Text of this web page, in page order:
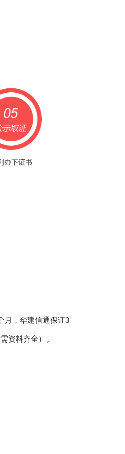
月，华建信通保证3
资料齐全）。